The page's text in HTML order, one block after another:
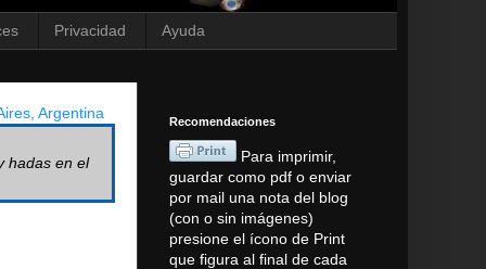
Privacidad Ayuda
Argentina
hadas en el
Recomendaciones
Para imprimir,
guardar como pdf o enviar
por mail una nota del blog
(con o sin imágenes)
presione el ícono de Print
que figura al final de cada